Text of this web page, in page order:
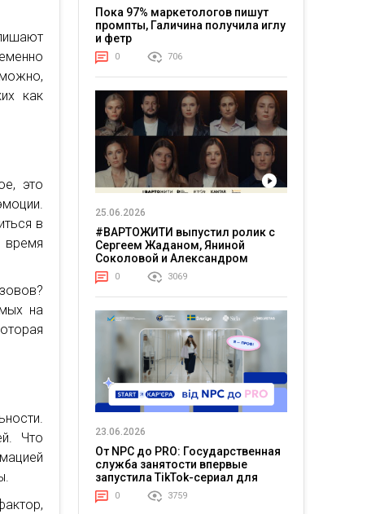
как
это
в
на
Что
Пока 97% маркетологов пишут
промпты, Галичина получила иглу
и фетр
0 706
25.06.2026
#ВАРТОЖИТИ выпустил ролик с
Сергеем Жаданом, Яниной
Соколовой и Александром
Тереном о жизни в постоянном
напряжении
0 3069
23.06.2026
От NPC до PRO: Государственная
служба занятости впервые
запустила TikTok-сериал для
молодежи
0 3759